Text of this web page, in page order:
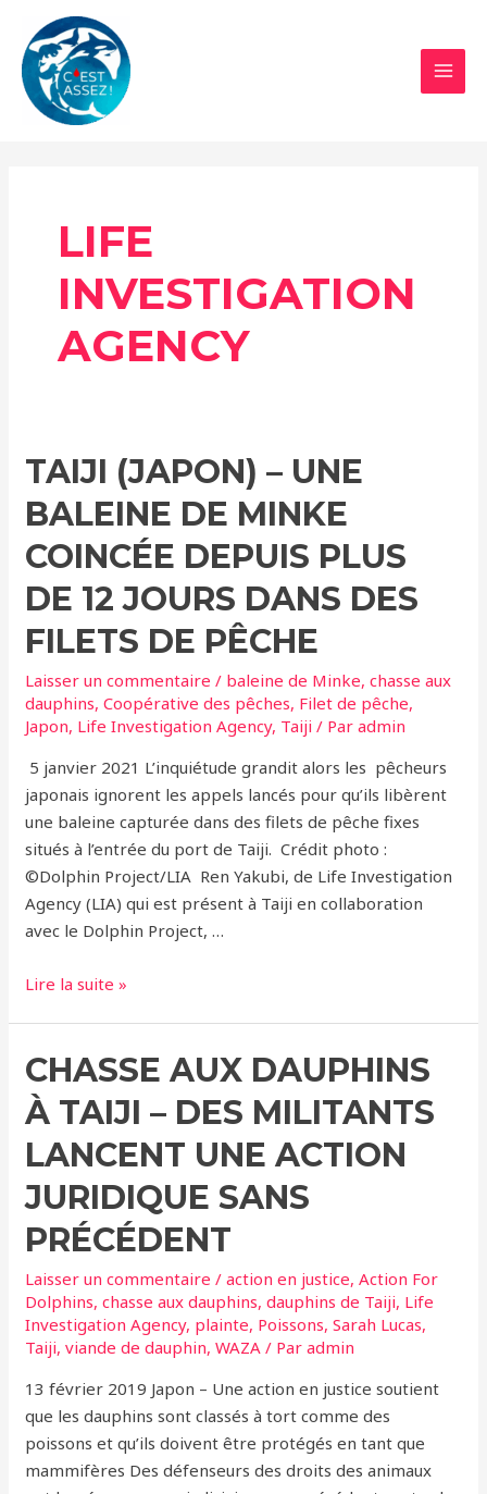
contenu
LIFE
INVESTIGATION
AGENCY
TAIJI (JAPON) – UNE
BALEINE DE MINKE
COINCÉE DEPUIS PLUS
DE 12 JOURS DANS DES
FILETS DE PÊCHE
Laisser un commentaire / baleine de Minke,chasse aux
dauphins,Coopérative des pêches, Filet de pêche,
Japon, Life Investigation Agency, Taiji / Paradmin
5 janvier 2021 L’inquiétude grandit alors les pêcheurs
japonais ignorent les appels lancés pour qu’ils libèrent
une baleine capturée dans des filets de pêche fixes
situés à l’entrée du port de Taiji. Crédit photo :
©Dolphin Project/LIA Ren Yakubi, de Life Investigation
Agency (LIA) qui est présent à Taiji en collaboration
avec le Dolphin Project, …
Taiji
Une
baleine
de
Minke
coincée
depuis
plus
de
12
jours
dans
des
filets
de
pêche
Lire la suite »
CHASSE AUX DAUPHINS
À TAIJI – DES MILITANTS
LANCENT UNE ACTION
JURIDIQUE SANS
PRÉCÉDENT
Laisser un commentaire /action en justice,Action For
Dolphins,chasse aux dauphins,dauphins de Taiji, Life
Investigation Agency, plainte, Poissons,Sarah Lucas,
Taiji,viande de dauphin,WAZA / Paradmin
13 février 2019 Japon – Une action en justice soutient
que les dauphins sont classés à tort comme des
poissons et qu’ils doivent être protégés en tant que
mammifères Des défenseurs des droits des animaux